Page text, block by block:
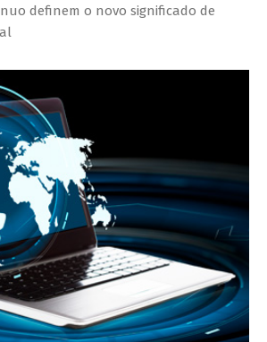
definem o novo significado de